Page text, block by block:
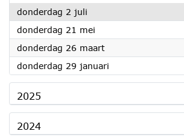
donderdag 2 juli
donderdag 21 mei
donderdag 26 maart2026
donderdag 29 januari
2025
2024